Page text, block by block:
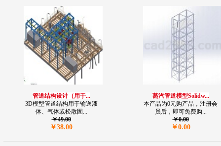
管道结构设计（用于...
3D模型管道结构用于输送液
体、气体或松散固...
￥49.00
￥38.00
蒸汽管道模型Solidw...
本产品为0元购产品，注册会
员后，即可免费购...
￥0.00
￥0.00